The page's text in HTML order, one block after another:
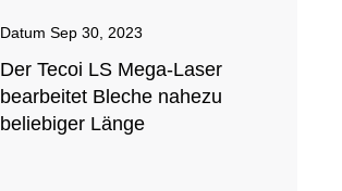
DatumSep 30, 2023
Der Tecoi LS Mega-Laser
bearbeitet Bleche nahezu
beliebiger Länge